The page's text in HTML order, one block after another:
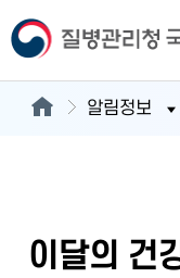
알림정보
이달의 건